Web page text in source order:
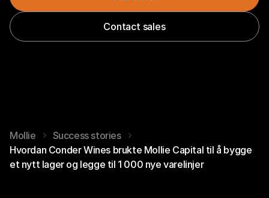
Contact sales
Mollie
Success stories
Hvordan Conder Wines brukte Mollie Capital til å bygge
et nytt lager og legge til 1 000 nye varelinjer